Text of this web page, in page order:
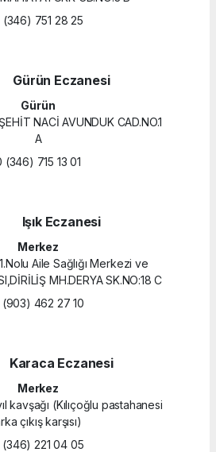
(346) 751 28 25
Gürün Eczanesi
Gürün
NACİ AVUNDUK CAD.NO.1
A
(346) 715 13 01
Işık Eczanesi
Merkez
Aile Sağlığı Merkezi ve
MH.DERYA SK.NO:18 C
(903) 462 27 10
Karaca Eczanesi
Merkez
kavşağı (Kılıçoğlu pastahanesi
çıkış karşısı)
(346) 221 04 05